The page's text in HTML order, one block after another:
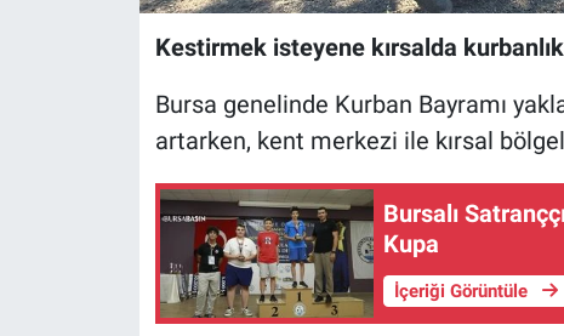
Kestirmek isteyene kırsalda
Bursa genelinde Kurban Bayramı
artarken, kent merkezi ile kırsal
Bursalı
Kupa
İçeriği Görüntüle
Magazin
Nöbetçi Eczaneler